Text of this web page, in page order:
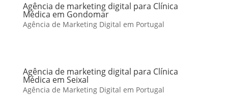
Agência de marketing digital para Clínica
Médica em Gondomar
Agência de Marketing Digital em Portugal
Agência de marketing digital para Clínica
Médica em Seixal
Agência de Marketing Digital em Portugal